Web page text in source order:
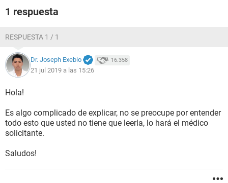
1 respuesta
RESPUESTA 1 / 1
Dr. Joseph Exebio 16.358
21 jul 2019 a las 15:26
Hola!
Es algo complicado de explicar, no se preocupe por entender
todo esto que usted no tiene que leerla, lo hará el médico
solicitante.
Saludos!